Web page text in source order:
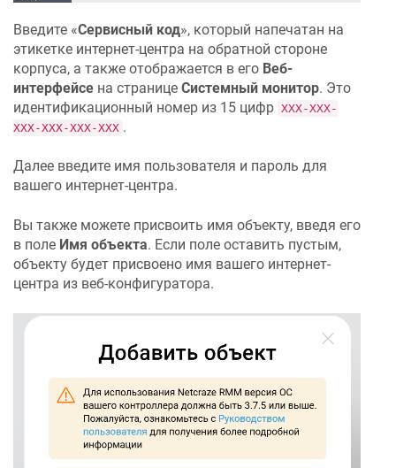
Введите «Сервисный код», который напечатан на
этикетке интернет-центра на обратной стороне
корпуса, а также отображается в его Веб-
интерфейсе на странице Системный монитор. Это
идентификационный номер из 15 цифр XXX-XXX-
XXX-XXX-XXX-XXX .
Далее введите имя пользователя и пароль для
вашего интернет-центра.
Вы также можете присвоить имя объекту, введя его
в поле Имя объекта. Если поле оставить пустым,
объекту будет присвоено имя вашего интернет-
центра из веб-конфигуратора.